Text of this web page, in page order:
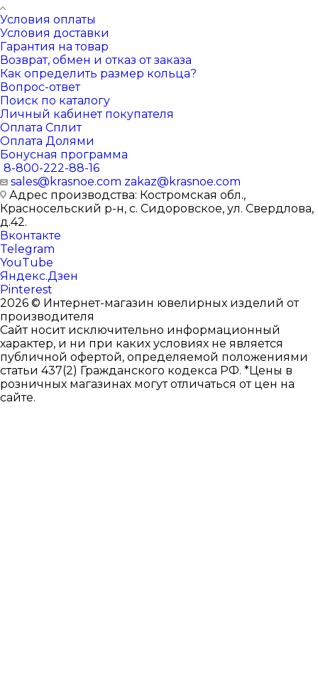
Условия оплаты
Условия доставки
Гарантия на товар
Возврат, обмен и отказ от заказа
Как определить размер кольца?
Вопрос-ответ
Поиск по каталогу
Личный кабинет покупателя
Оплата Сплит
Оплата Долями
Бонусная программа
8-800-222-88-16
sales@krasnoe.com zakaz@krasnoe.com
Адрес производства: Костромская обл.,
Красносельский р-н, с. Сидоровское, ул. Свердлова,
д.42.
Вконтакте
Telegram
YouTube
Яндекс.Дзен
Pinterest
2026 © Интернет-магазин ювелирных изделий от
производителя
Сайт носит исключительно информационный
характер, и ни при каких условиях не является
публичной офертой, определяемой положениями
статьи 437(2) Гражданского кодекса РФ. *Цены в
розничных магазинах могут отличаться от цен на
сайте.